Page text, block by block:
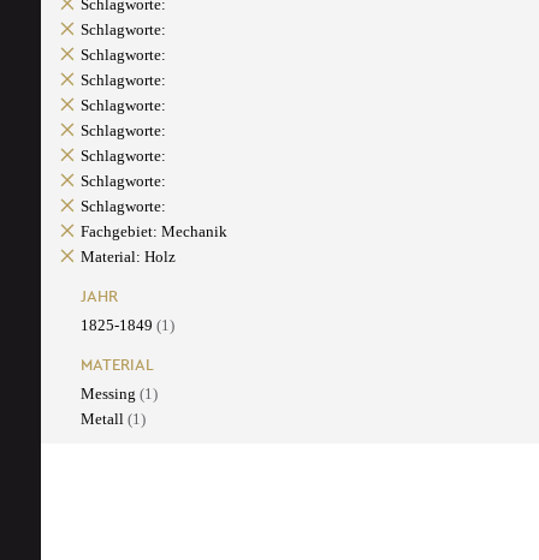
Schlagworte:
Schlagworte:
Schlagworte:
Schlagworte:
Schlagworte:
Schlagworte:
Schlagworte:
Schlagworte:
Schlagworte:
Fachgebiet: Mechanik
Material: Holz
JAHR
1825-1849 (1)
MATERIAL
Messing (1)
Metall (1)